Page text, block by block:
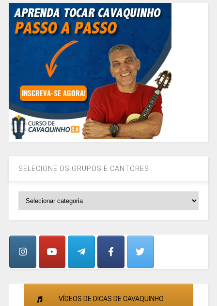
SELECIONE OS GRUPOS E CANTORES
SELECIONE
CANTORES
VÍDEOS DE DICAS DE CAVAQUINHO